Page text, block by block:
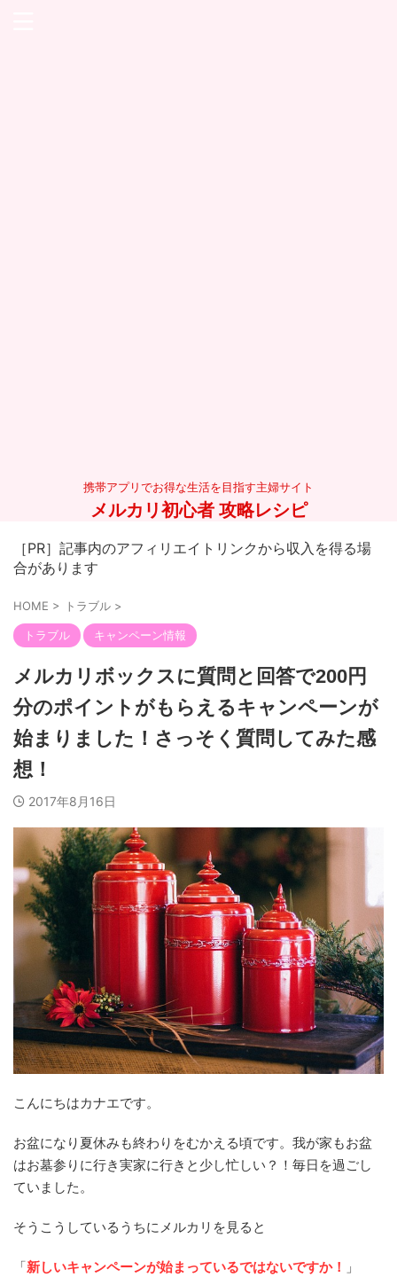
携帯アプリでお得な生活を目指す主婦サイト
メルカリ初心者 攻略レシピ
［PR］記事内のアフィリエイトリンクから収入を得る場
合があります
HOME > トラブル >
トラブル キャンペーン情報
メルカリボックスに質問と回答で200円
分のポイントがもらえるキャンペーンが
始まりました！さっそく質問してみた感
想！
2017年8月16日
こんにちはカナエです。
お盆になり夏休みも終わりをむかえる頃です。我が家もお盆
はお墓参りに行き実家に行きと少し忙しい？！毎日を過ごし
ていました。
そうこうしているうちにメルカリを見ると
「新しいキャンペーンが始まっているではないですか！ 」